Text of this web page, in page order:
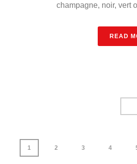
champagne, noir, vert
READ
1 2 3 4